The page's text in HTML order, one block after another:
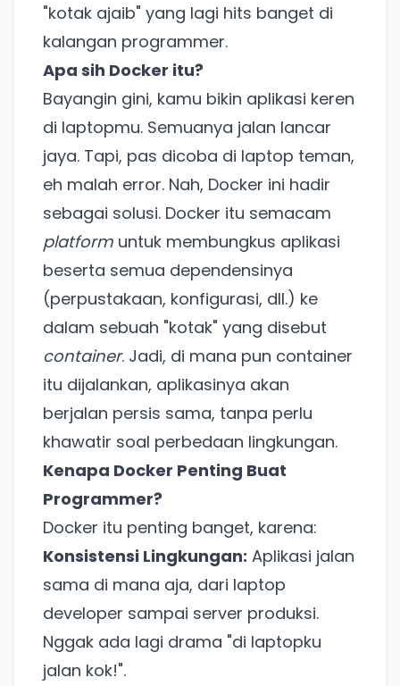
"kotak ajaib" yang lagi hits banget di
kalangan programmer.
Apa sih Docker itu?
Bayangin gini, kamu bikin aplikasi keren
di laptopmu. Semuanya jalan lancar
jaya. Tapi, pas dicoba di laptop teman,
eh malah error. Nah, Docker ini hadir
sebagai solusi. Docker itu semacam
platform untuk membungkus aplikasi
beserta semua dependensinya
(perpustakaan, konfigurasi, dll.) ke
dalam sebuah "kotak" yang disebut
container. Jadi, di mana pun container
itu dijalankan, aplikasinya akan
berjalan persis sama, tanpa perlu
khawatir soal perbedaan lingkungan.
Kenapa Docker Penting Buat
Programmer?
Docker itu penting banget, karena:
Konsistensi Lingkungan: Aplikasi jalan
sama di mana aja, dari laptop
developer sampai server produksi.
Nggak ada lagi drama "di laptopku
jalan kok!".